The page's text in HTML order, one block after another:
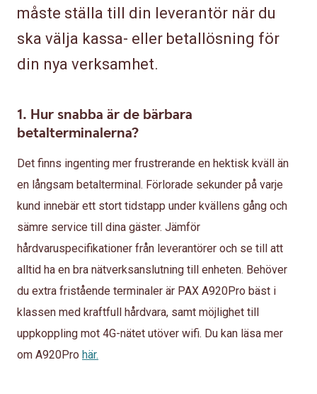
måste ställa till din leverantör när du
ska välja kassa- eller betallösning för
din nya verksamhet.
1. Hur snabba är de bärbara
betalterminalerna?
Det finns ingenting mer frustrerande en hektisk kväll än
en långsam betalterminal. Förlorade sekunder på varje
kund innebär ett stort tidstapp under kvällens gång och
sämre service till dina gäster. Jämför
hårdvaruspecifikationer från leverantörer och se till att
alltid ha en bra nätverksanslutning till enheten. Behöver
du extra fristående terminaler är PAX A920Pro bäst i
klassen med kraftfull hårdvara, samt möjlighet till
uppkoppling mot 4G-nätet utöver wifi. Du kan läsa mer
om A920Pro här.